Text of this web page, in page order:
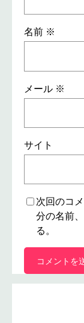
名前 ※
メール ※
サイト
次回のコ
分の名前
る。